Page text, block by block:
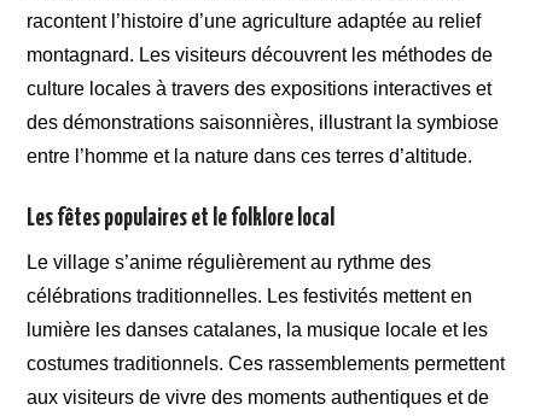
racontent l’histoire d’une agriculture adaptée au relief
montagnard. Les visiteurs découvrent les méthodes de
culture locales à travers des expositions interactives et
des démonstrations saisonnières, illustrant la symbiose
entre l’homme et la nature dans ces terres d’altitude.
Les fêtes populaires et le folklore local
Le village s’anime régulièrement au rythme des
célébrations traditionnelles. Les festivités mettent en
lumière les danses catalanes, la musique locale et les
costumes traditionnels. Ces rassemblements permettent
aux visiteurs de vivre des moments authentiques et de